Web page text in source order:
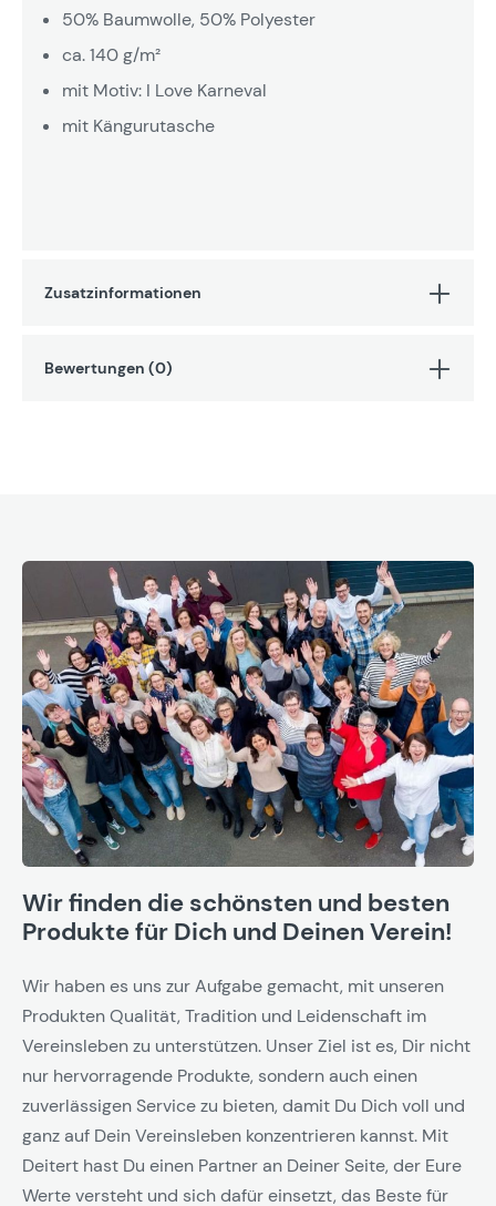
50% Baumwolle, 50% Polyester
ca. 140 g/m²
mit Motiv: I Love Karneval
mit Kängurutasche
Zusatzinformationen
Bewertungen (0)
Wir finden die schönsten und besten
Produkte für Dich und Deinen Verein!
Wir haben es uns zur Aufgabe gemacht, mit unseren
Produkten Qualität, Tradition und Leidenschaft im
Vereinsleben zu unterstützen. Unser Ziel ist es, Dir nicht
nur hervorragende Produkte, sondern auch einen
zuverlässigen Service zu bieten, damit Du Dich voll und
ganz auf Dein Vereinsleben konzentrieren kannst. Mit
Deitert hast Du einen Partner an Deiner Seite, der Eure
Werte versteht und sich dafür einsetzt, das Beste für